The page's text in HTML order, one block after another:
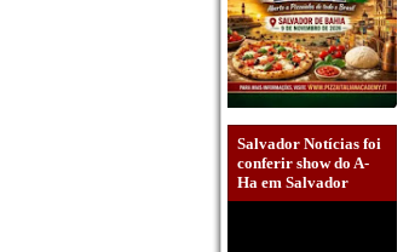
Salvador Notícias foi
conferir show do A-
Ha em Salvador